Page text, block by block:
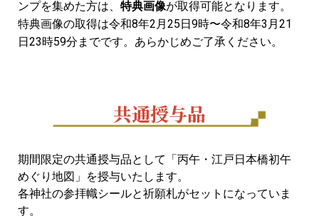
ンプを集めた方は、 特典画像が取得可能となります。
特典画像の取得は令和8年2月25日9時〜令和8年3月21
日23時59分までです。あらかじめご了承ください。
共通授与品
期間限定の共通授与品として「丙午・江戸日本橋初午
めぐり地図」を授与いたします。
各神社の参拝幟シールと祈願札がセットになっていま
す。